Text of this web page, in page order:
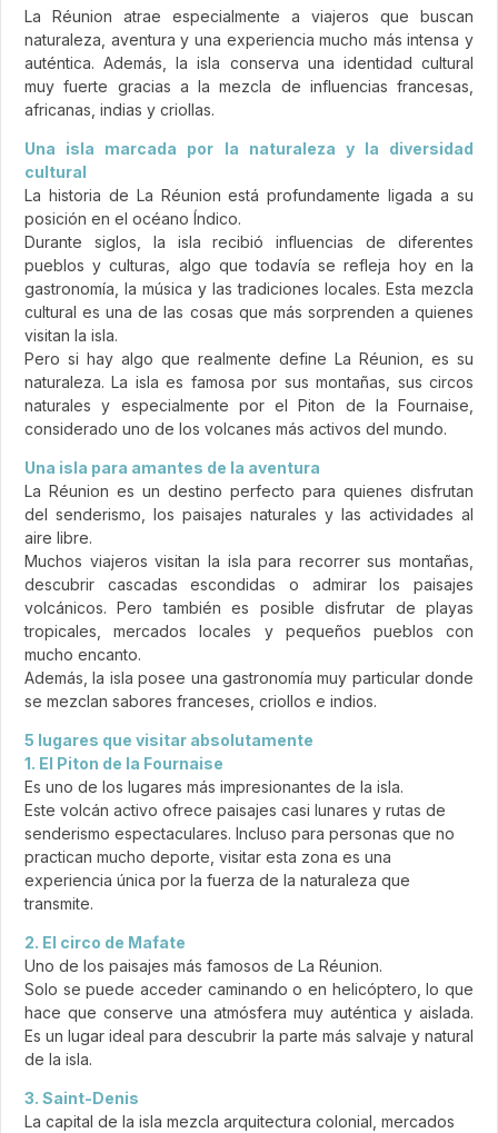
La Réunion atrae especialmente a viajeros que buscan
naturaleza, aventura y una experiencia mucho más intensa y
auténtica. Además, la isla conserva una identidad cultural
muy fuerte gracias a la mezcla de influencias francesas,
africanas, indias y criollas.
Una isla marcada por la naturaleza y la diversidad
cultural
La historia de La Réunion está profundamente ligada a su
posición en el océano Índico.
Durante siglos, la isla recibió influencias de diferentes
pueblos y culturas, algo que todavía se refleja hoy en la
gastronomía, la música y las tradiciones locales. Esta mezcla
cultural es una de las cosas que más sorprenden a quienes
visitan la isla.
Pero si hay algo que realmente define La Réunion, es su
naturaleza. La isla es famosa por sus montañas, sus circos
naturales y especialmente por el Piton de la Fournaise,
considerado uno de los volcanes más activos del mundo.
Una isla para amantes de la aventura
La Réunion es un destino perfecto para quienes disfrutan
del senderismo, los paisajes naturales y las actividades al
aire libre.
Muchos viajeros visitan la isla para recorrer sus montañas,
descubrir cascadas escondidas o admirar los paisajes
volcánicos. Pero también es posible disfrutar de playas
tropicales, mercados locales y pequeños pueblos con
mucho encanto.
Además, la isla posee una gastronomía muy particular donde
se mezclan sabores franceses, criollos e indios.
5 lugares que visitar absolutamente
1. El Piton de la Fournaise
Es uno de los lugares más impresionantes de la isla.
Este volcán activo ofrece paisajes casi lunares y rutas de
senderismo espectaculares. Incluso para personas que no
practican mucho deporte, visitar esta zona es una
experiencia única por la fuerza de la naturaleza que
transmite.
2. El circo de Mafate
Uno de los paisajes más famosos de La Réunion.
Solo se puede acceder caminando o en helicóptero, lo que
hace que conserve una atmósfera muy auténtica y aislada.
Es un lugar ideal para descubrir la parte más salvaje y natural
de la isla.
3. Saint-Denis
La capital de la isla mezcla arquitectura colonial, mercados